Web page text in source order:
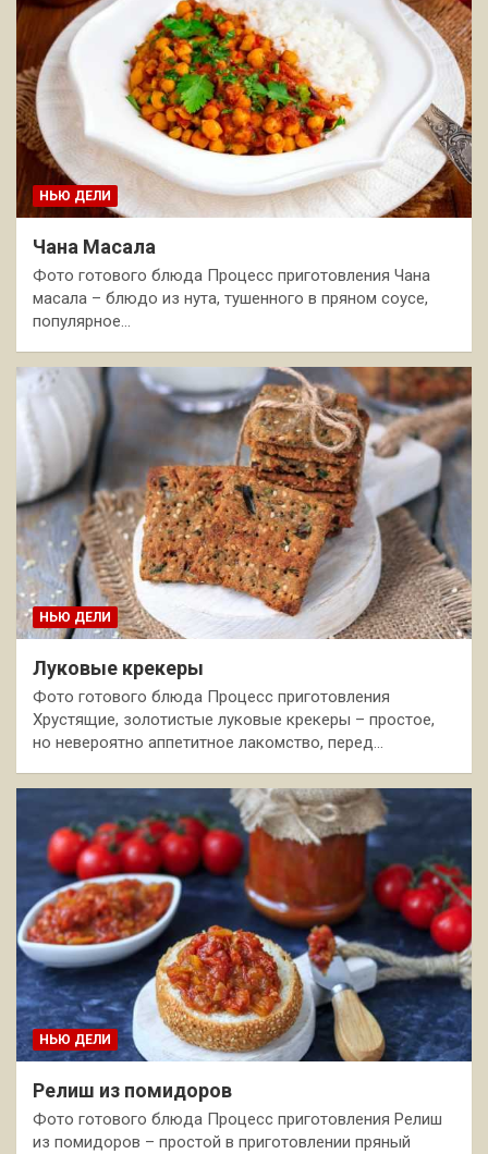
НЬЮ ДЕЛИ
Чана Масала
Фото готового блюда Процесс приготовления Чана
масала – блюдо из нута, тушенного в пряном соусе,
популярное…
НЬЮ ДЕЛИ
Луковые крекеры
Фото готового блюда Процесс приготовления
Хрустящие, золотистые луковые крекеры – простое,
но невероятно аппетитное лакомство, перед…
НЬЮ ДЕЛИ
Релиш из помидоров
Фото готового блюда Процесс приготовления Релиш
из помидоров – простой в приготовлении пряный